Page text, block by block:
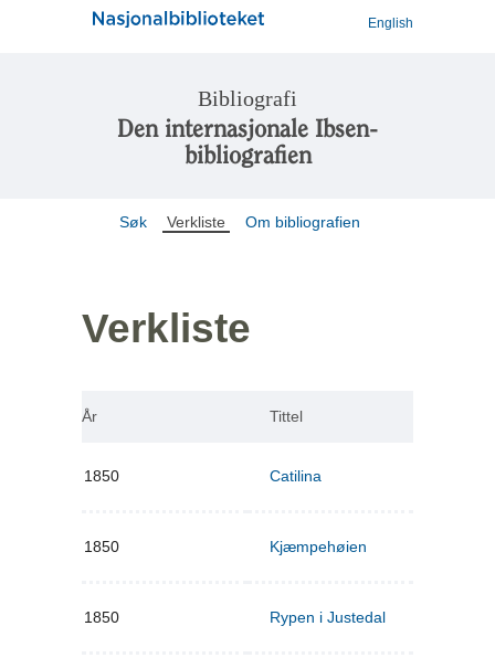
English
Bibliografi
Den internasjonale Ibsen-
bibliografien
Søk Verkliste Om bibliografien
Verkliste
År Tittel
1850 Catilina
1850 Kjæmpehøien
1850 Rypen i Justedal